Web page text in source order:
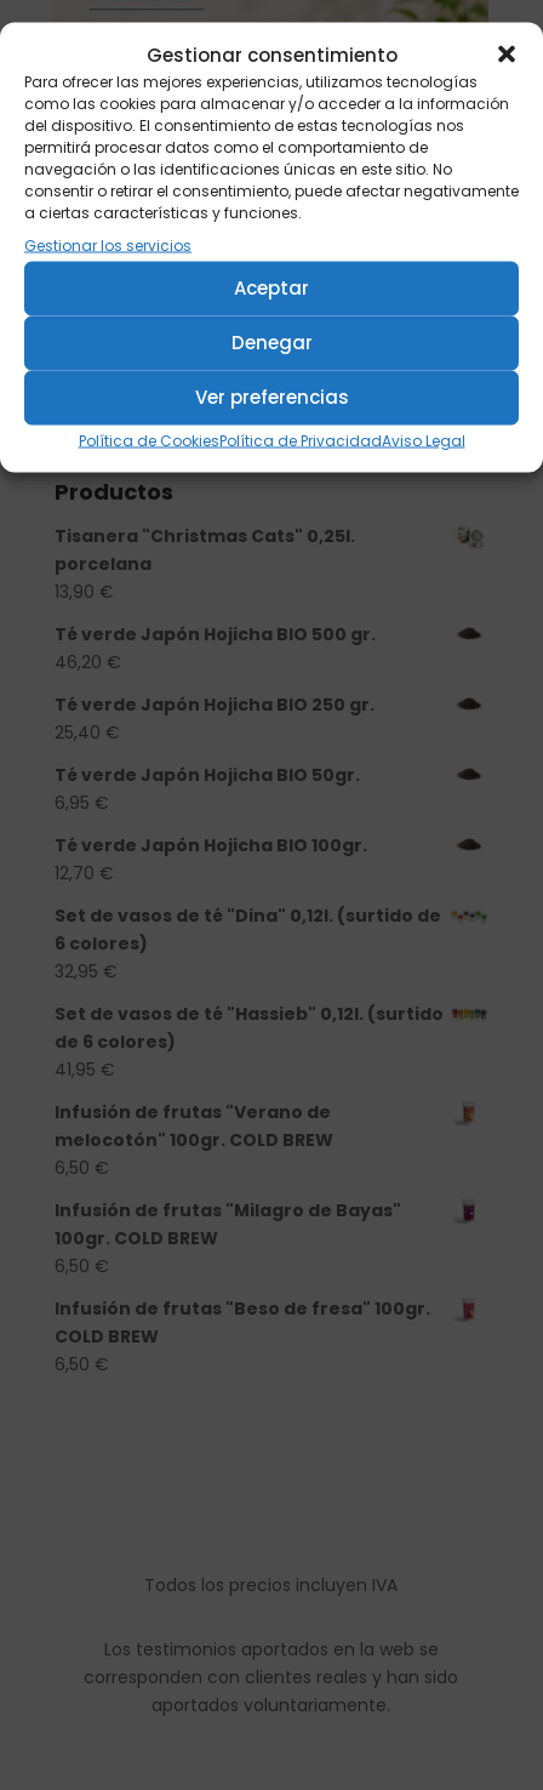
Gestionar consentimiento
Para ofrecer las mejores experiencias, utilizamos tecnologías
como las cookies para almacenar y/o acceder a la información
del dispositivo. El consentimiento de estas tecnologías nos
permitirá procesar datos como el comportamiento de
navegación o las identificaciones únicas en este sitio. No
consentir o retirar el consentimiento, puede afectar negativamente
a ciertas características y funciones.
Gestionar los servicios
Aceptar
Denegar
Ver preferencias
Política de CookiesPolítica de PrivacidadAviso Legal
Buscar
Productos
Tisanera "Christmas Cats" 0,25l.
porcelana
13,90 €
Té verde Japón Hojicha BIO 500 gr.
46,20 €
Té verde Japón Hojicha BIO 250 gr.
25,40 €
Té verde Japón Hojicha BIO 50gr.
6,95 €
Té verde Japón Hojicha BIO 100gr.
12,70 €
Set de vasos de té "Dina" 0,12l. (surtido de
6 colores)
32,95 €
Set de vasos de té "Hassieb" 0,12l. (surtido
de 6 colores)
41,95 €
Infusión de frutas "Verano de
melocotón" 100gr. COLD BREW
6,50 €
Infusión de frutas "Milagro de Bayas"
100gr. COLD BREW
6,50 €
Infusión de frutas "Beso de fresa" 100gr.
COLD BREW
6,50 €
Todos los precios incluyen IVA
Los testimonios aportados en la web se
corresponden con clientes reales y han sido
aportados voluntariamente.